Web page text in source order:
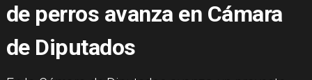
de perros avanza en Cámara
de Diputados